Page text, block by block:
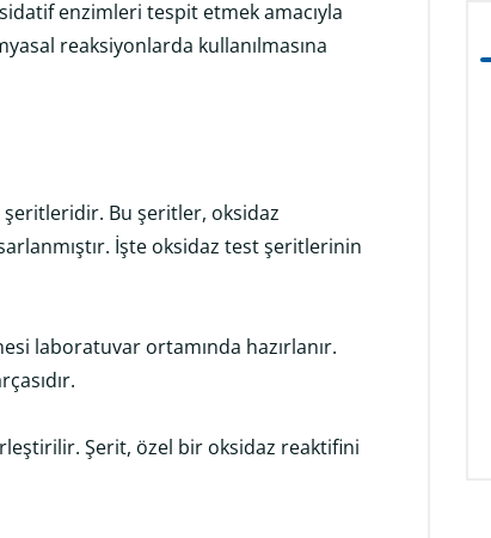
enzimleri tespit etmek amacıyla
reaksiyonlarda kullanılmasına
Bu şeritler, oksidaz
İşte oksidaz test şeritlerinin
laboratuvar ortamında hazırlanır.
Şerit, özel bir oksidaz reaktifini